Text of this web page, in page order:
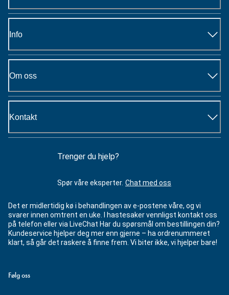
Info
Om oss
Kontakt
Trenger du hjelp?
Spør våre eksperter. Chat med oss
Det er midlertidig kø i behandlingen av e-postene våre, og vi
svarer innen omtrent en uke. I hastesaker vennligst kontakt oss
på telefon eller via LiveChat Har du spørsmål om bestillingen din?
Kundeservice hjelper deg mer enn gjerne – ha ordrenummeret
klart, så går det raskere å finne frem. Vi biter ikke, vi hjelper bare!
Følg oss